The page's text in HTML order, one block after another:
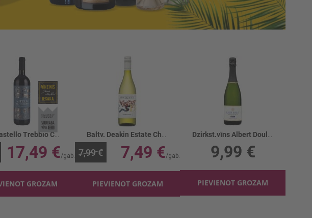
S.v. Castello Trebbio Chianti Riserva 13.5%
17,49 €
GROZAM
Baltv. Deakin Estate Chardonnay 12.5%
7,99 € 7,49 €
PIEVIENOT GROZAM
Dzirkst.vīns Albert Doulet Cremant Blanc 12.5%
9,99 €
PIEVIENOT GROZAM